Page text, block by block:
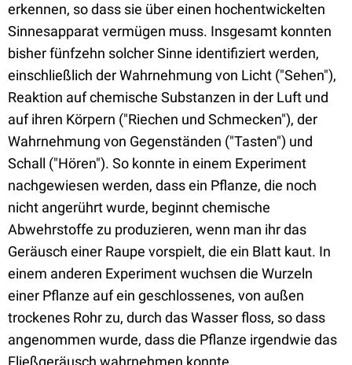
erkennen, so dass sie über einen hochentwickelten
Sinnesapparat vermügen muss. Insgesamt konnten
bisher fünfzehn solcher Sinne identifiziert werden,
einschließlich der Wahrnehmung von Licht ("Sehen"),
Reaktion auf chemische Substanzen in der Luft und
auf ihren Körpern ("Riechen und Schmecken"), der
Wahrnehmung von Gegenständen ("Tasten") und
Schall ("Hören"). So konnte in einem Experiment
nachgewiesen werden, dass ein Pflanze, die noch
nicht angerührt wurde, beginnt chemische
Abwehrstoffe zu produzieren, wenn man ihr das
Geräusch einer Raupe vorspielt, die ein Blatt kaut. In
einem anderen Experiment wuchsen die Wurzeln
einer Pflanze auf ein geschlossenes, von außen
trockenes Rohr zu, durch das Wasser floss, so dass
angenommen wurde, dass die Pflanze irgendwie das
Fließgeräusch wahrnehmen konnte.